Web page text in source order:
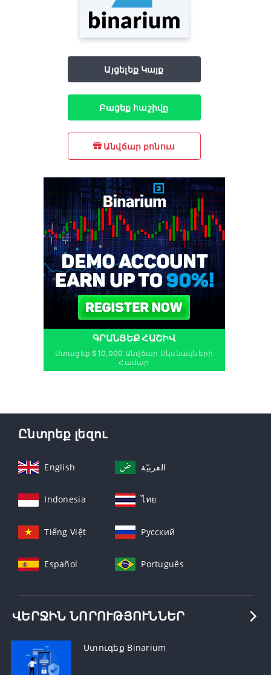
Այցելեք Կայք
Բացեք հաշիվը
Անվճար բոնուս
ԳՐԱՆՑԵՔ ՀԱՇԻՎ
Ստացեք $10,000 Անվճար Սկսնակների
Համար
Ընտրեք լեզու
English العربيّة
Indonesia ไทย
Tiếng Việt Русский
Español Português
ՎԵՐՋԻՆ ՆՈՐՈՒԹՅՈՒՆՆԵՐ
Ստուգեք Binarium